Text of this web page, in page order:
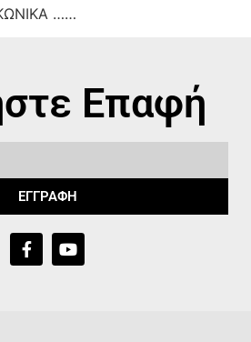
……
Επαφή
ΕΓΓΡΑΦΗ